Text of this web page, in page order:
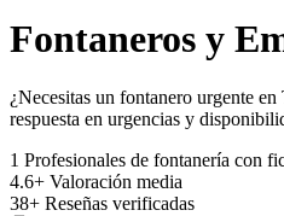
Fontaneros y
¿Necesitas un fontanero urgente
respuesta en urgencias y
1 Profesionales de fontanería con
4.6+ Valoración media
38+ Reseñas verificadas